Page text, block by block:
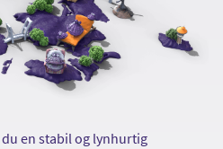
en stabil og lynhurtig